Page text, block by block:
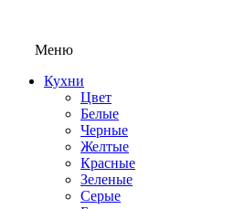
Меню
Кухни
Цвет
Белые
Черные
Желтые
Красные
Зеленые
Серые